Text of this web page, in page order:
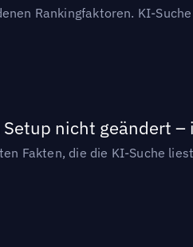
Rankingfaktoren. KI-
nicht geändert –
Fakten, die die KI-Suche